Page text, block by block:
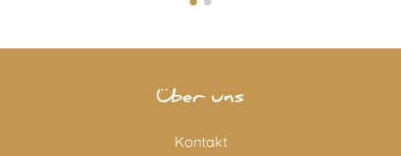
Über uns
Kontakt